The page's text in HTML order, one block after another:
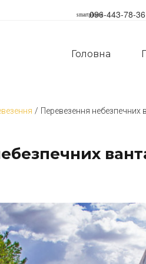
smartphone096-443-78-36
Головна
/ Перевезення